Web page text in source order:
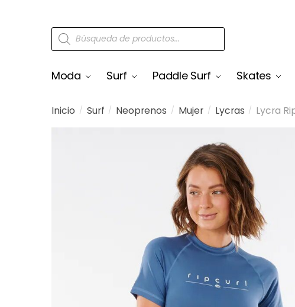
Moda Surf Paddle Surf Skates
Inicio / Surf / Neoprenos / Mujer / Lycras / Lycra